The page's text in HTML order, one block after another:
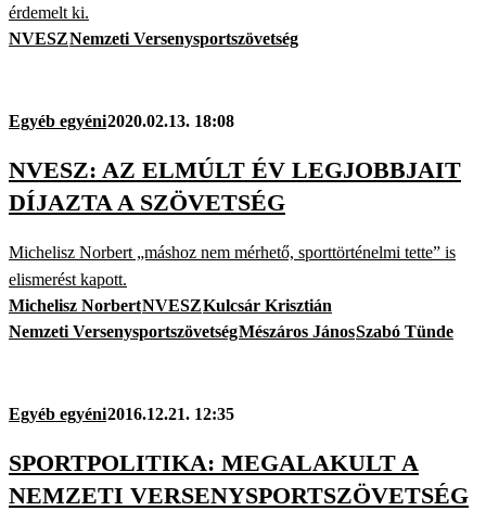
érdemelt ki.
NVESZNemzeti Versenysportszövetség
Egyéb egyéni2020.02.13. 18:08
NVESZ: AZ ELMÚLT ÉV LEGJOBBJAIT
DÍJAZTA A SZÖVETSÉG
Michelisz Norbert „máshoz nem mérhető, sporttörténelmi tette” is
elismerést kapott.
Michelisz NorbertNVESZKulcsár Krisztián
Nemzeti VersenysportszövetségMészáros JánosSzabó Tünde
Egyéb egyéni2016.12.21. 12:35
SPORTPOLITIKA: MEGALAKULT A
NEMZETI VERSENYSPORTSZÖVETSÉG